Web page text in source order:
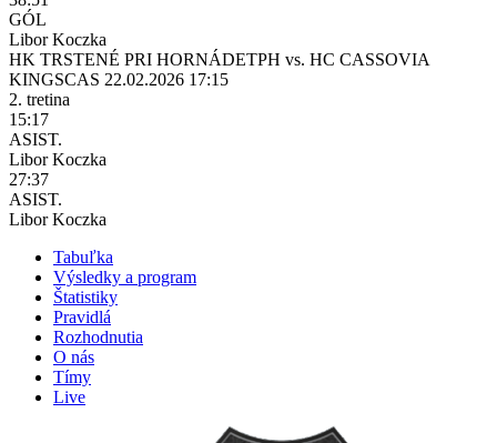
GÓL
Libor Koczka
HK TRSTENÉ PRI HORNÁDETPH vs. HC CASSOVIA
KINGSCAS 22.02.2026 17:15
2. tretina
15:17
ASIST.
Libor Koczka
27:37
ASIST.
Libor Koczka
Tabuľka
Výsledky a program
Štatistiky
Pravidlá
Rozhodnutia
O nás
Tímy
Live